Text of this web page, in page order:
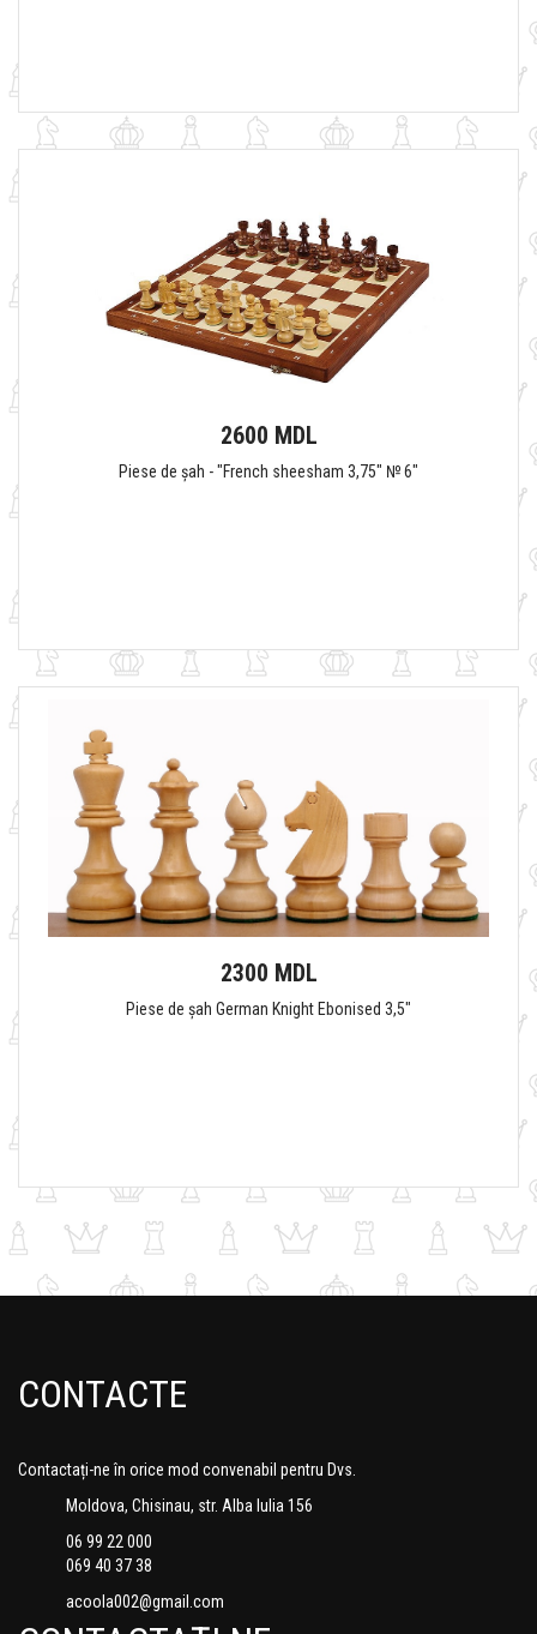
2600 MDL
Piese de șah - "French sheesham 3,75" № 6"
2300 MDL
Piese de șah German Knight Ebonised 3,5"
CONTACTE
Contactați-ne în orice mod convenabil pentru Dvs.
Moldova, Chisinau, str. Alba Iulia 156
06 99 22 000
069 40 37 38
acoola002@gmail.com